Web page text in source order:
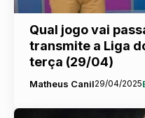
Qual jogo vai
transmite a Liga
terça (29/04)
Matheus Canil29/04/2025